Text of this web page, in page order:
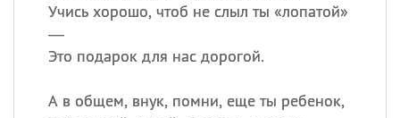
Учись хорошо, чтоб не слыл ты «лопатой»
—
Это подарок для нас дорогой.
А в общем, внук, помни, еще ты ребенок,